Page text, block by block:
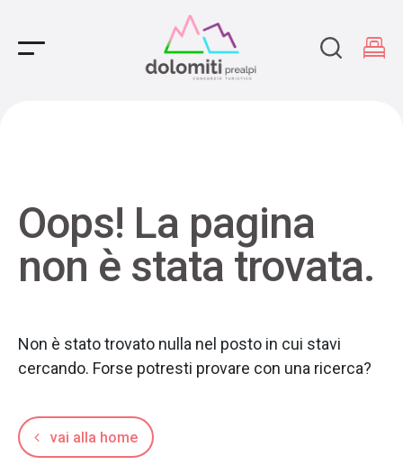
Main Navigation
Oops! La pagina
non è stata trovata.
Non è stato trovato nulla nel posto in cui stavi
cercando. Forse potresti provare con una ricerca?
vai alla home